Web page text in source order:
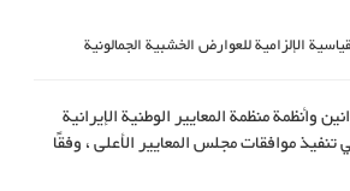
الإلزامية للعوارض الخشبیة الجمالونیة
وأنظمة منظمة المعايير الوطنية الإيرانية
عام 1371 وفي تنفيذ موافقات مجلس المعايير الأعلى ، وفقًا